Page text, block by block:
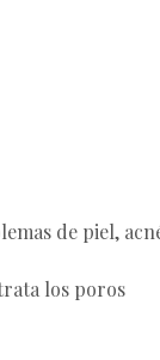
de piel,
los poros